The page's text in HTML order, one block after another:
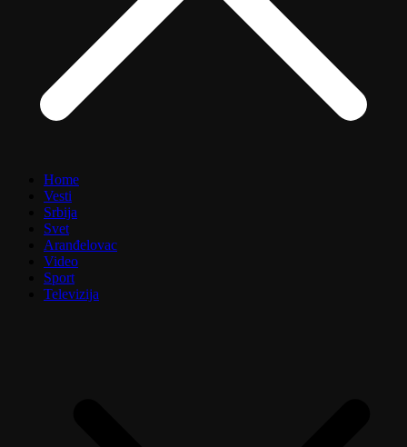
Home
Vesti
Srbija
Svet
Aranđelovac
Video
Sport
Televizija